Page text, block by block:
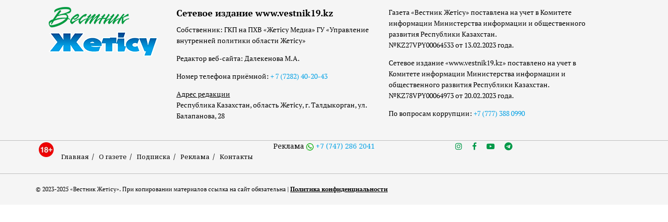
Сетевое издание www.vestnik19.kz
Собственник: ГКП на ПХВ «Жетісу Медиа» ГУ «Управление
внутренней политики области Жетісу»
Редактор веб-сайта: Далекенова М.А.
Номер телефона приёмной: + 7 (7282) 40-20-43
Адрес редакции
Республика Казахстан, область Жетісу, г. Талдыкорган, ул.
Балапанова, 28
Газета «Вестник Жетісу» поставлена на учет в Комитете
информации Министерства информации и общественного
развития Республики Казахстан.
№KZ27VPY00064533 от 13.02.2023 года.
Сетевое издание «www.vestnik19.kz» поставлено на учет в
Комитете информации Министерства информации и
общественного развития Республики Казахстан.
№KZ78VPY00064973 от 20.02.2023 года.
По вопросам коррупции: +7 (777) 388 0990
Главная О газете Подписка Реклама Контакты
Реклама +7 (747) 286 2041
© 2023-2025 «Вестник Жетісу». При копировании материалов ссылка на сайт обязательна | Политика конфиденциальности